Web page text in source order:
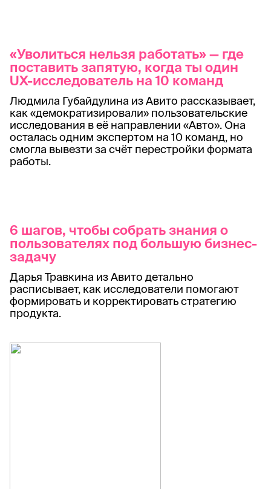
«Уволиться нельзя работать» — где
поставить запятую, когда ты один
UX-исследователь на 10 команд
Людмила Губайдулина из Авито рассказывает,
как «демократизировали» пользовательские
исследования в её направлении «Авто». Она
осталась одним экспертом на 10 команд, но
смогла вывезти за счёт перестройки формата
работы.
6 шагов, чтобы собрать знания о
пользователях под большую бизнес-
задачу
Дарья Травкина из Авито детально
расписывает, как исследователи помогают
формировать и корректировать стратегию
продукта.